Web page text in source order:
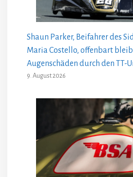
Shaun Parker, Beifahrer des
Maria Costello, offenbart
Augenschäden durch den TT-
9. August 2026